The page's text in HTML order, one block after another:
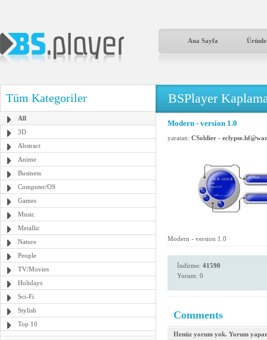
Ana Sayfa
Tüm Kategoriler
All
3D
Abstract
Anime
Business
Computer/OS
Games
Music
Metallic
Nature
People
TV/Movies
Holidays
Sci-Fi
Stylish
Top 10
BSPlayer
Modern - version 1.0
yaratan: CSoldier -
Modern - version 1.0
İndirme: 41590
Yorum: 0
Comments
Henüz yorum yok. Yorum